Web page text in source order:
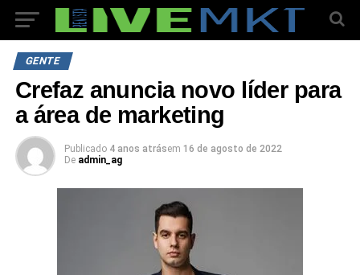
GENTE
Crefaz anuncia novo líder para
a área de marketing
Publicado 4 anos atrásem 16 de agosto de 2022
De admin_ag